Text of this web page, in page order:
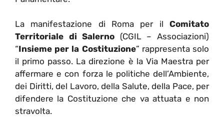
La manifestazione di Roma per il Comitato
Territoriale di Salerno (CGIL – Associazioni)
“Insieme per la Costituzione” rappresenta solo
il primo passo. La direzione è la Via Maestra per
affermare e con forza le politiche dell’Ambiente,
dei Diritti, del Lavoro, della Salute, della Pace, per
difendere la Costituzione che va attuata e non
stravolta.